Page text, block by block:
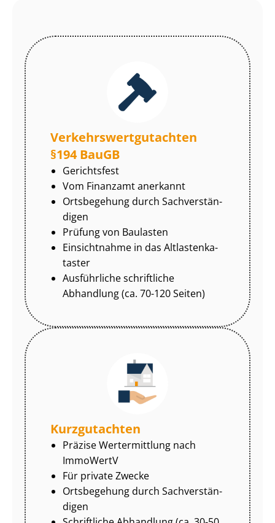
Ver­kehrs­wert­gut­ach­ten
§194 BauGB
Gerichtsfest
Vom Finanzamt anerkannt
Ortsbegehung durch Sach­ver­stän­
di­gen
Prüfung von Baulasten
Einsichtnahme in das Alt­las­ten­ka­
tas­ter
Ausführliche schriftliche
Abhandlung (ca. 70-120 Seiten)
Kurzgutachten
Präzise Wertermittlung nach
ImmoWertV
Für private Zwecke
Ortsbegehung durch Sach­ver­stän­
di­gen